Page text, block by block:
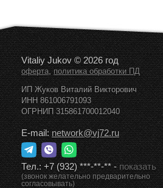
Vitaliy Jukov © 2026 год
оферта,политика обработки ПД
ИП Жуков Виталий Викторович
ИНН 861006791093
ОГРНИП 315861700012040
E-mail:network@vj72.ru
Тел.:+7 (932) ***-**-**-показать
(звонок желательно предварительно
согласовывать)